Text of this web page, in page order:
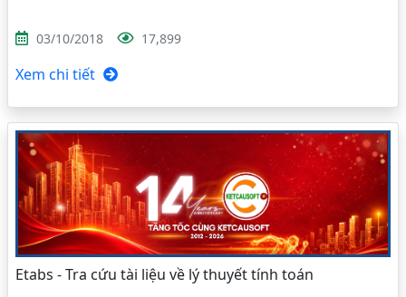
03/10/2018 17,899
Xem chi tiết
Etabs - Tra cứu tài liệu về lý thuyết tính toán